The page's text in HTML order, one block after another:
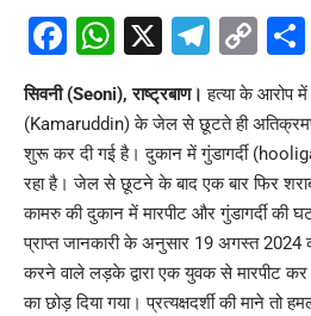
Facebook
WhatsApp
X
सिवनी (Seoni), राष्ट्रबाण।हत्या के आरोप
(Kamaruddin) के जेल से छूटते ही अतिक्रमण
शुरू कर दी गई है। दुकान में गुंडागर्दी
रहा है। जेल से छूटने के बाद एक बार फिर
कामरु की दुकान में मारपीट और गुंडागर्दी की
प्राप्त जानकारी के अनुसार 19 अगस्त 2024
करने वाले लड़के द्वारा एक युवक से मारपीट कर
का छोड़ दिया गया। प्रत्यक्षदर्शी की माने तो